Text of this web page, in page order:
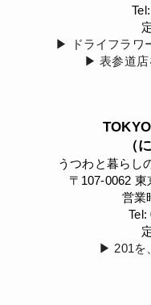
▶︎ ドライフラワ
▶︎ 表参道店
（
うつわと暮らし
〒107-0062
営業
Tel:
▶︎ 201を